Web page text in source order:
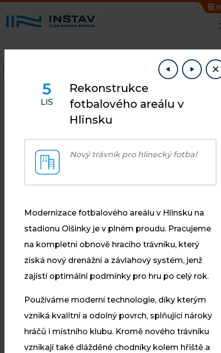
Co je u nás
nového
20
ČVC
Revitalizace veřejného
prostranství v Dříteči
V Dříteči jsme dokončili
revitalizaci veřejného prostranství
s novými zpevněnými plochami,
osvětlením a zelení.
5
LIS
Rekonstrukce
fotbalového areálu v
Hlinsku
Nový trávník pro hlinecký fotbal
Modernizace fotbalového areálu v Hlinsku na
stadionu Olšinky je v plném proudu. Pracujeme
na kompletní obnově hracího trávníku, který
získá nový drenážní a závlahový systém, jenž
zajistí optimální podmínky pro hru po celý rok.
Používáme moderní technologie, díky kterým
vzniká kvalitní a odolný povrch, splňující nároky
hráčů i místního klubu. Kromě nového trávníku
vznikají také dlážděné chodníky kolem hřiště a